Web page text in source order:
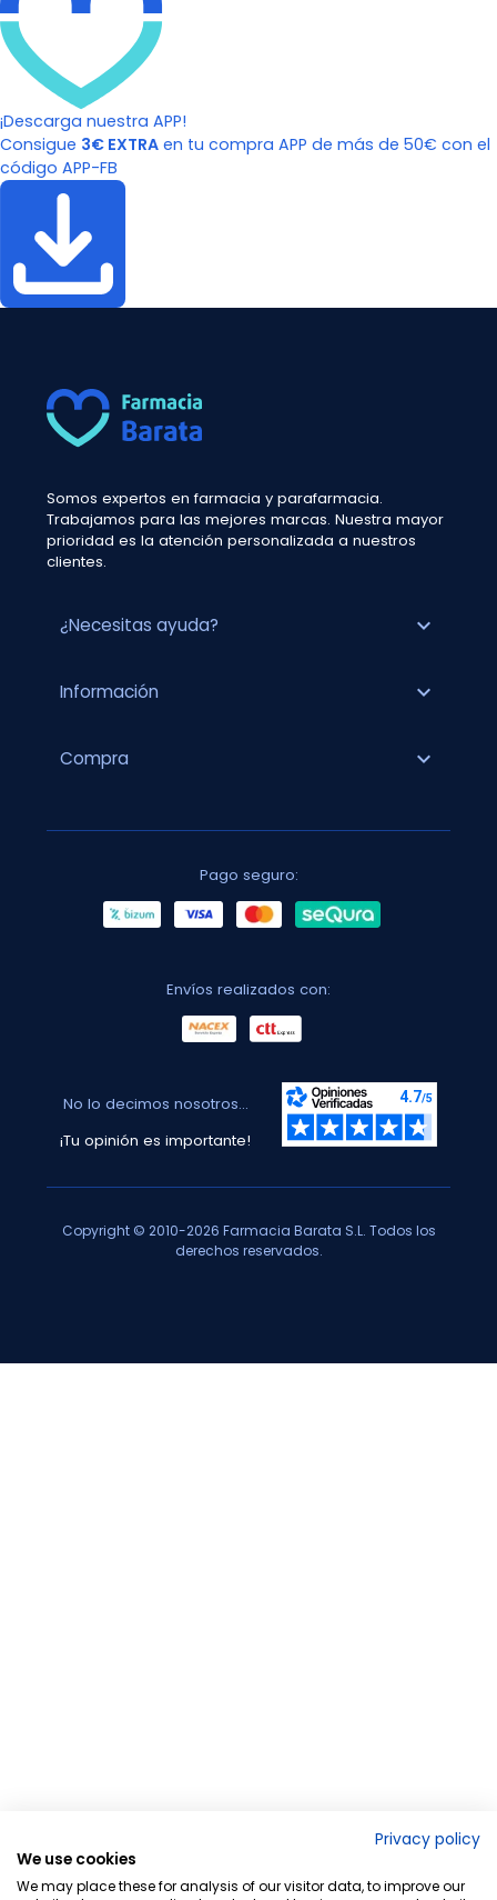
¡Descarga nuestra APP!
Consigue 3€ EXTRA en tu compra APP de más de 50€ con el
código APP-FB
Somos expertos en farmacia y parafarmacia.
Trabajamos para las mejores marcas. Nuestra mayor
prioridad es la atención personalizada a nuestros
clientes.
¿Necesitas ayuda? expand_more
Información expand_more
Compra expand_more
Pago seguro:
Envíos realizados con:
No lo decimos nosotros...
¡Tu opinión es importante!
Copyright © 2010-2026 Farmacia Barata S.L. Todos los
derechos reservados.
Privacy policy
We use cookies
We may place these for analysis of our visitor data, to improve our